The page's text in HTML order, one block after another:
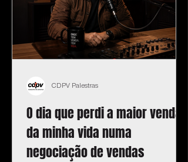
O dia que perdi a maior venda
da minha vida numa
negociação de vendas
CDPV Palestras